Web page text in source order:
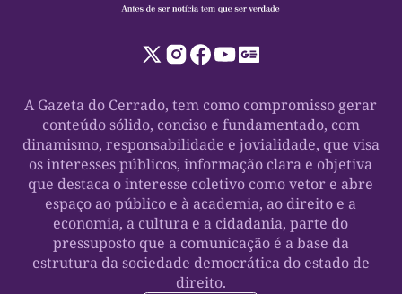
A Gazeta do Cerrado, tem como compromisso gerar
conteúdo sólido, conciso e fundamentado, com
dinamismo, responsabilidade e jovialidade, que visa
os interesses públicos, informação clara e objetiva
que destaca o interesse coletivo como vetor e abre
espaço ao público e à academia, ao direito e a
economia, a cultura e a cidadania, parte do
pressuposto que a comunicação é a base da
estrutura da sociedade democrática do estado de
direito.